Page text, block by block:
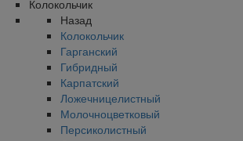
Колокольчик
Назад
Колокольчик
Гарганский
Гибридный
Карпатский
Ложечницелистный
Молочноцветковый
Персиколистный